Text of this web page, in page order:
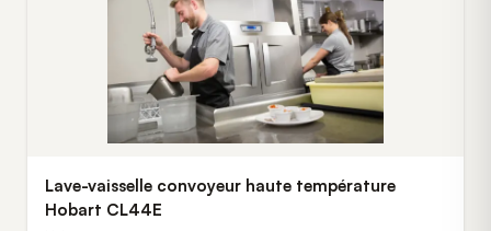
Lave-vaisselle convoyeur haute température
Hobart CL44E